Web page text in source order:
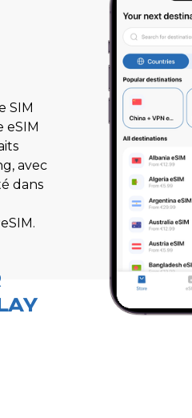
SIM
eSIM
avec
dans